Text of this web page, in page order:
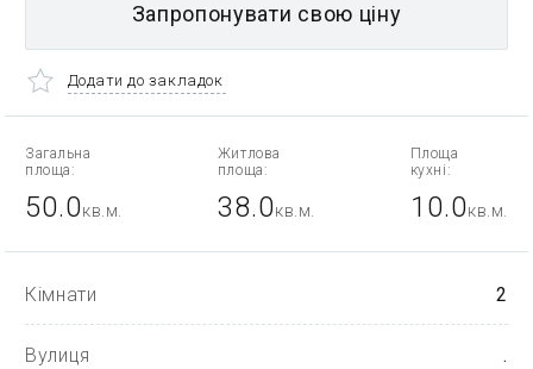
Запропонувати свою ціну
Додати до закладок
Загальна
площа:
50.0кв.м.
Житлова
площа:
38.0кв.м.
Площа
кухні:
10.0кв.м.
Кімнати 2
Вулиця .